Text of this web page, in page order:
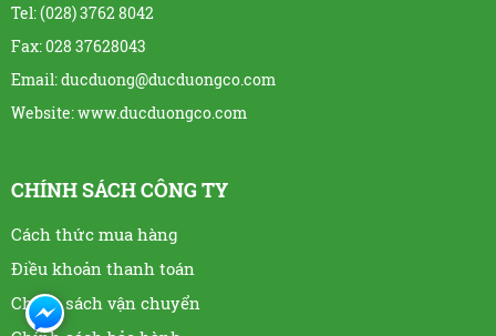
Tel: (028) 3762 8042
Fax: 028 37628043
Email: ducduong@ducduongco.com
Website:www.ducduongco.com
CHÍNH SÁCH CÔNG TY
Cách thức mua hàng
Điều khoản thanh toán
Chính sách vận chuyển